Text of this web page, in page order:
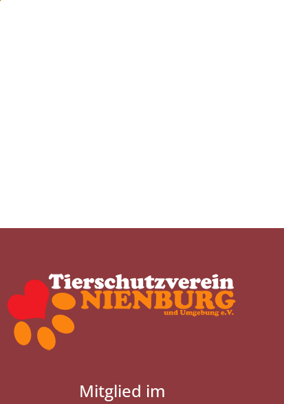
Mitglied im